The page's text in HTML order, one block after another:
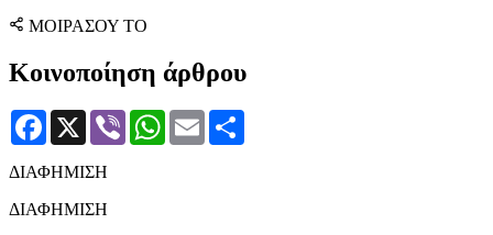
ΜΟΙΡΑΣΟΥ ΤΟ
Κοινοποίηση άρθρου
Facebook
X Viber WhatsApp
Email
ΔΙΑΦΗΜΙΣΗ
ΔΙΑΦΗΜΙΣΗ